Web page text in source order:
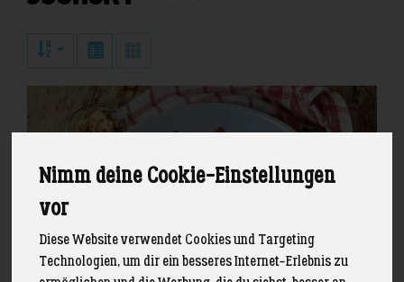
Nimm deine Cookie-Einstellungen
vor
Diese Website verwendet Cookies und Targeting
Technologien, um dir ein besseres Internet-Erlebnis zu